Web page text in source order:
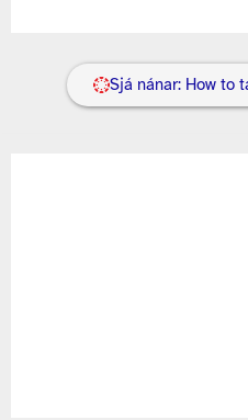
Sjá nánar: How to